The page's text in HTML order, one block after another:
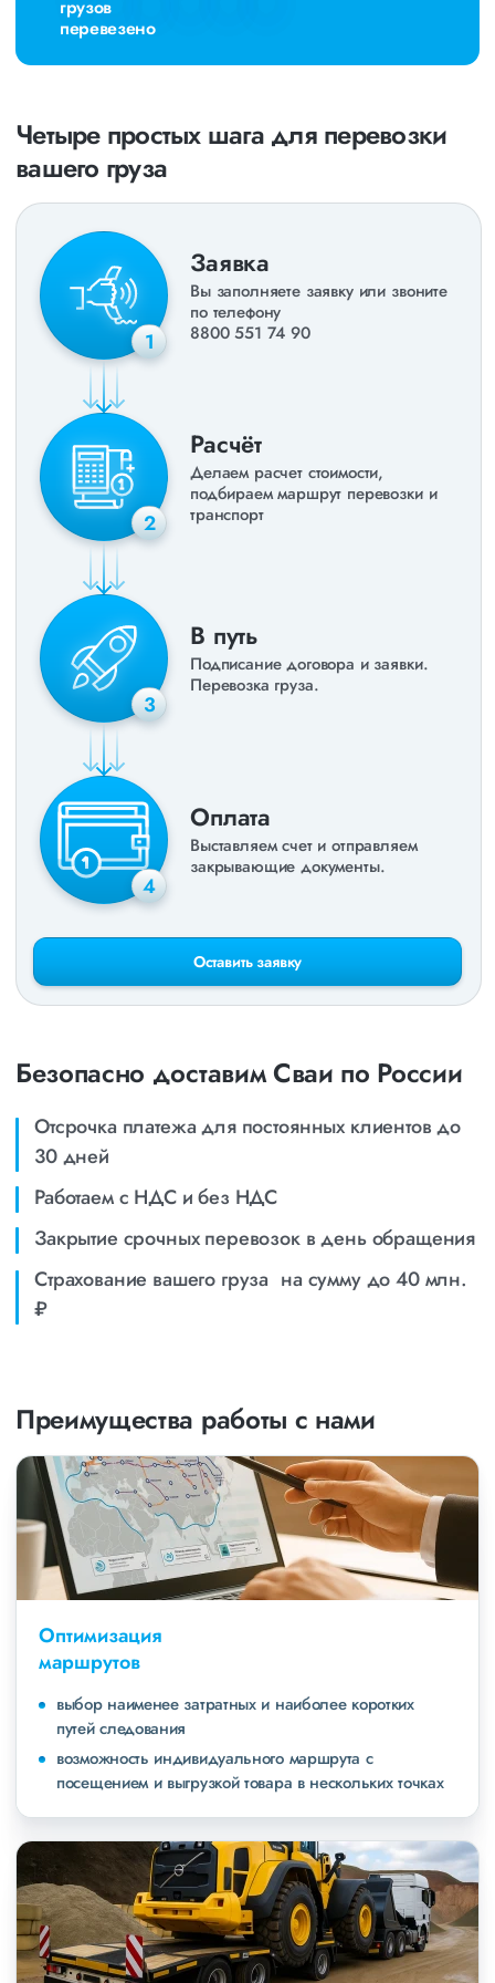
грузов
перевезено
Четыре простых шага для перевозки
вашего груза
1
Заявка
Вы заполняете заявку или звоните
по телефону
8800 551 74 90
2
Расчёт
Делаем расчет стоимости,
подбираем маршрут перевозки и
транспорт
3
В путь
Подписание договора и заявки.
Перевозка груза.
4
Оплата
Выставляем счет и отправляем
закрывающие документы.
Оставить заявку
Безопасно доставим Сваи по России
Отсрочка платежа для постоянных клиентов до
30 дней
Работаем с НДС и без НДС
Закрытие срочных перевозок в день обращения
Страхование вашего груза на сумму до 40 млн.
₽
Преимущества работы с нами
Оптимизация
маршрутов
выбор наименее затратных и наиболее коротких
путей следования
возможность индивидуального маршрута с
посещением и выгрузкой товара в нескольких точках